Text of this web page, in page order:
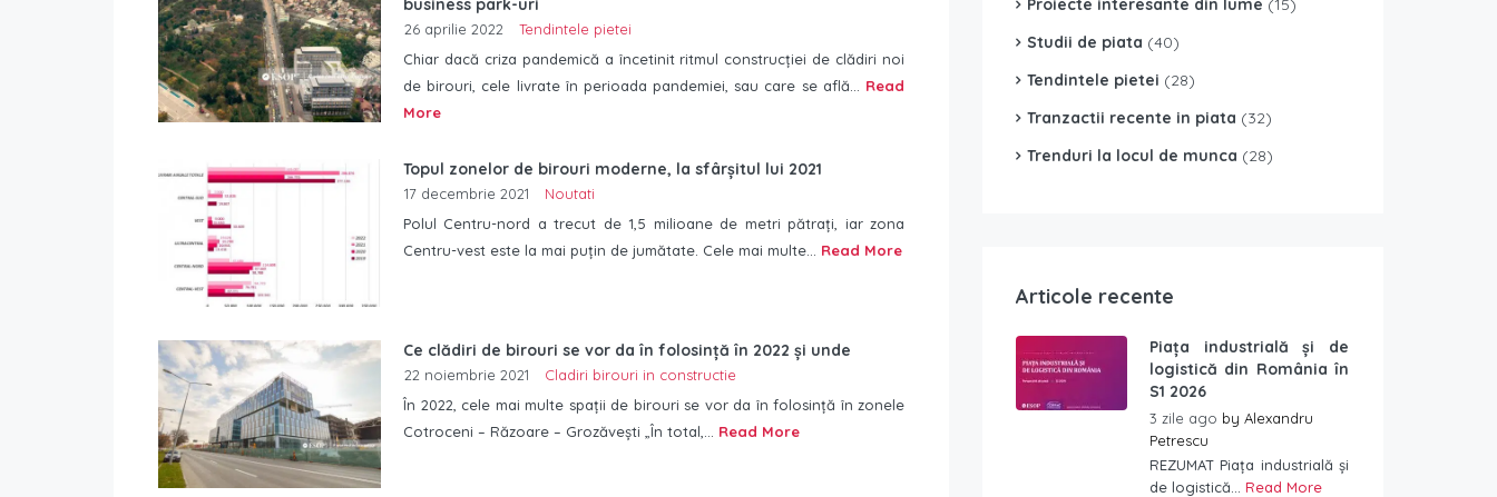
business park-uri
26 aprilie 2022
Tendintele pietei
Chiar dacă criza pandemică a încetinit ritmul construcției de clădiri noi
de birouri, cele livrate în perioada pandemiei, sau care se află... Read
More
Topul zonelor de birouri moderne, la sfârșitul lui 2021
17 decembrie 2021
Noutati
Polul Centru-nord a trecut de 1,5 milioane de metri pătrați, iar zona
Centru-vest este la mai puțin de jumătate. Cele mai multe... Read More
Ce clădiri de birouri se vor da în folosință în 2022 și unde
22 noiembrie 2021
Cladiri birouri in constructie
În 2022, cele mai multe spații de birouri se vor da în folosință în zonele
Cotroceni – Răzoare – Grozăvești „În total,... Read More
Proiecte interesante din lume (15)
Studii de piata (40)
Tendintele pietei (28)
Tranzactii recente in piata (32)
Trenduri la locul de munca (28)
Articole recente
Piața industrială și de
logistică din România în
S1 2026
3 zile ago by Alexandru
Petrescu
REZUMAT Piața industrială și
de logistică... Read More